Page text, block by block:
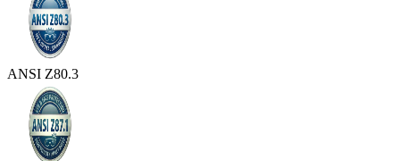
ANSI Z80.3